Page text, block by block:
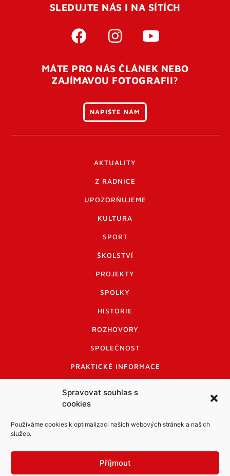
Spravovat souhlas s
cookies
Používáme cookies k optimalizaci našich webových stránek a našich
služeb.
Příjmout
SLEDUJTE NÁS I NA SÍTÍCH
MÁTE PRO NÁS ČLÁNEK NEBO
ZAJÍMAVOU FOTOGRAFII?
NAPIŠTE NÁM
AKTUALITY
Z RADNICE
UPOZORŇUJEME
KULTURA
SPORT
ŠKOLSTVÍ
PROJEKTY
SPOLKY
HISTORIE
ROZHOVORY
SPOLEČNOST
PRAKTICKÉ INFORMACE
INFORMACE A KODEX DISKUTUJÍCÍCH
LOGO A LOGO MANUÁL